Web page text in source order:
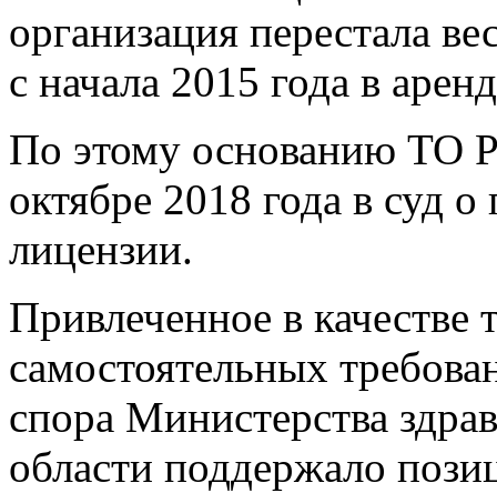
организация перестала
с начала 2015 года в
По этому основанию ТО
октябре 2018 года в суд
лицензии.
Привлеченное в качестве
самостоятельных
спора Министерства
области поддержало